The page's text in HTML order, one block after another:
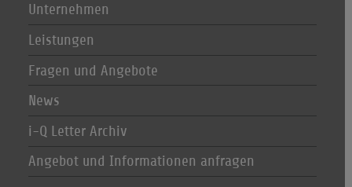
Unternehmen
Leistungen
Fragen und Angebote
News
i-Q Letter Archiv
Angebot und Informationen anfragen